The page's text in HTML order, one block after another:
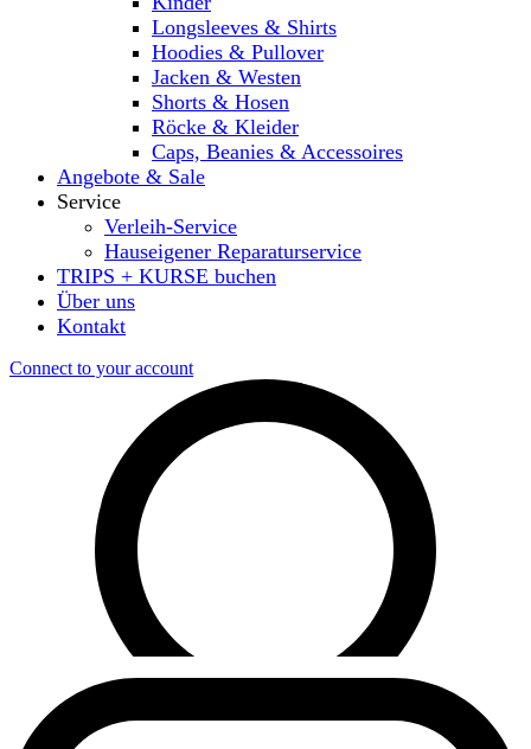
Longsleeves & Shirts
Hoodies & Pullover
Jacken & Westen
Shorts & Hosen
Röcke & Kleider
Caps, Beanies & Accessoires
Angebote & Sale
Service
Verleih-Service
Hauseigener Reparaturservice
TRIPS + KURSE buchen
Über uns
Kontakt
Connect to your account